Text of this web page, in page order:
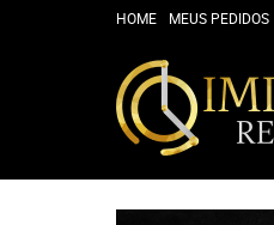
HOME MEUS PEDIDOS